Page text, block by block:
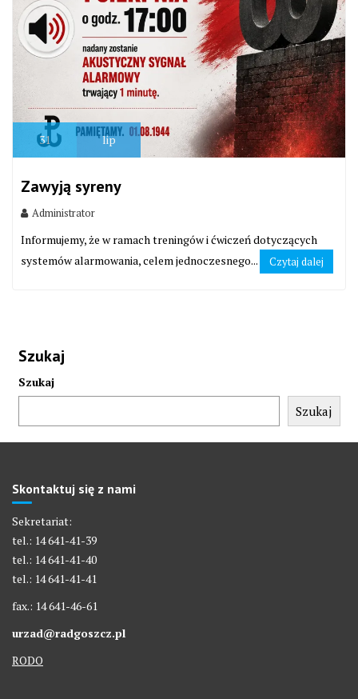
31 lip
Zawyją syreny
Administrator
Informujemy, że w ramach treningów i ćwiczeń dotyczących
systemów alarmowania, celem jednoczesnego...
Czytaj dalej
Szukaj
Szukaj
Szukaj
Skontaktuj się z nami
Sekretariat:
tel.: 14 641-41-39
tel.: 14 641-41-40
tel.: 14 641-41-41
fax.: 14 641-46-61
urzad@radgoszcz.pl
RODO